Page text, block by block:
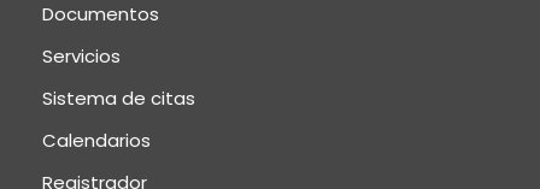
Documentos
Servicios
Sistema de citas
Calendarios
Registrador